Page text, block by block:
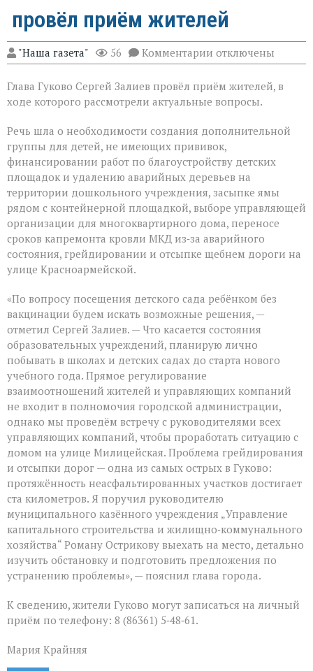
провёл приём жителей
"Наша газета" 56 Комментарии к
записи
Гуково
Сергей
Залиев
приём
жителей
отключены
Глава Гуково Сергей Залиев провёл приём жителей, в
ходе которого рассмотрели актуальные вопросы.
Речь шла о необходимости создания дополнительной
группы для детей, не имеющих прививок,
финансировании работ по благоустройству детских
площадок и удалению аварийных деревьев на
территории дошкольного учреждения, засыпке ямы
рядом с контейнерной площадкой, выборе управляющей
организации для многоквартирного дома, переносе
сроков капремонта кровли МКД из‑за аварийного
состояния, грейдировании и отсыпке щебнем дороги на
улице Красноармейской.
«По вопросу посещения детского сада ребёнком без
вакцинации будем искать возможные решения, —
отметил Сергей Залиев. — Что касается состояния
образовательных учреждений, планирую лично
побывать в школах и детских садах до старта нового
учебного года. Прямое регулирование
взаимоотношений жителей и управляющих компаний
не входит в полномочия городской администрации,
однако мы проведём встречу с руководителями всех
управляющих компаний, чтобы проработать ситуацию с
домом на улице Милицейская. Проблема грейдирования
и отсыпки дорог — одна из самых острых в Гуково:
протяжённость неасфальтированных участков достигает
ста километров. Я поручил руководителю
муниципального казённого учреждения „Управление
капитального строительства и жилищно‑коммунального
хозяйства“ Роману Острикову выехать на место, детально
изучить обстановку и подготовить предложения по
устранению проблемы», — пояснил глава города.
К сведению, жители Гуково могут записаться на личный
приём по телефону: 8 (86361) 5‑48‑61.
Мария Крайняя